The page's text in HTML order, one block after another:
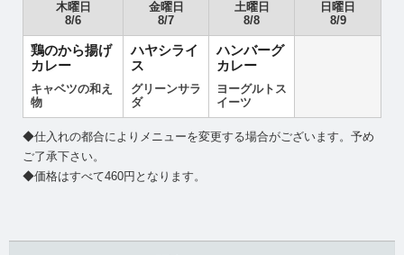
木曜日
8/6
金曜日
8/7
土曜日
8/8
日曜日
8/9
鶏のから揚げ
カレー
キャベツの和え
物
ハヤシライ
ス
グリーンサラ
ダ
ハンバーグ
カレー
ヨーグルトス
イーツ
◆仕入れの都合によりメニューを変更する場合がございます。予め
ご了承下さい。
◆価格はすべて460円となります。